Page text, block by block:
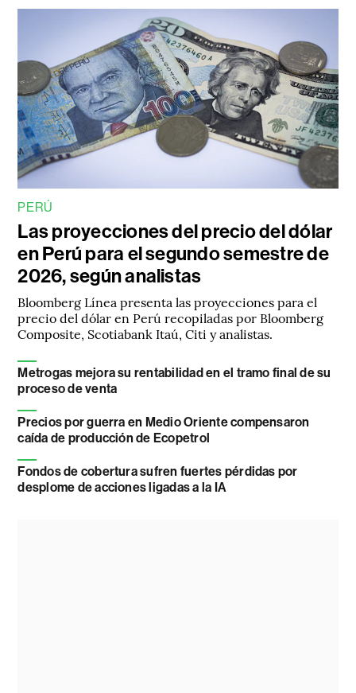
PERÚ
Las proyecciones del precio del dólar
en Perú para el segundo semestre de
2026, según analistas
Bloomberg Línea presenta las proyecciones para el
precio del dólar en Perú recopiladas por Bloomberg
Composite, Scotiabank Itaú, Citi y analistas.
Metrogas mejora su rentabilidad en el tramo final de su
proceso de venta
Precios por guerra en Medio Oriente compensaron
caída de producción de Ecopetrol
Fondos de cobertura sufren fuertes pérdidas por
desplome de acciones ligadas a la IA